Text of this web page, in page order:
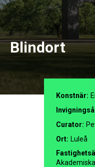
Blindort
Konstnär:
Curator:
Ort: Luleå